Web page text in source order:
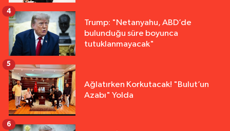
Trump: "Netanyahu, ABD’de
bulunduğu süre boyunca
tutuklanmayacak"
4
Ağlatırken Korkutacak! "Bulut’un
Azabı" Yolda
5
6